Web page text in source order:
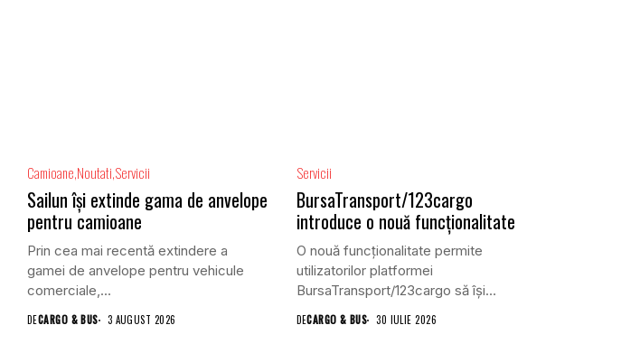
Camioane Noutati Servicii
Sailun își extinde gama de anvelope
pentru camioane
Prin cea mai recentă extindere a
gamei de anvelope pentru vehicule
comerciale,...
DECARGO & BUS 3 AUGUST 2026
Servicii
BursaTransport/123cargo
introduce o nouă funcționalitate
O nouă funcționalitate permite
utilizatorilor platformei
BursaTransport/123cargo să își
evalueze partenerii după...
DECARGO & BUS 30 IULIE 2026